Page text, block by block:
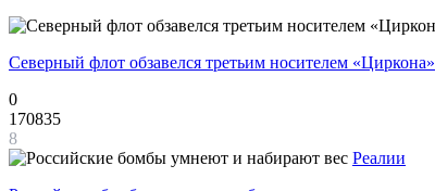
Северный флот обзавелся третьим носителем «Циркона»
0
170835
8
Реалии